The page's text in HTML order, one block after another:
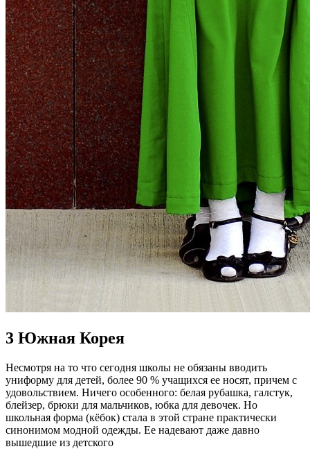
3 Южная Корея
Несмотря на то что сегодня школы не обязаны вводить
униформу для детей, более 90 % учащихся ее носят, причем с
удовольствием. Ничего особенного: белая рубашка, галстук,
блейзер, брюки для мальчиков, юбка для девочек. Но
школьная форма (кёбок) стала в этой стране практически
синонимом модной одежды. Ее надевают даже давно
вышедшие из детского